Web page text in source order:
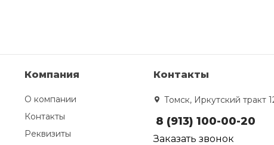
Компания
О компании
Контакты
Реквизиты
Контакты
Томск, Иркутский тракт
8 (913) 100-00-20
Заказать звонок